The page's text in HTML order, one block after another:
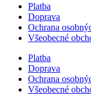
Platba
Doprava
Ochrana
Všeobecné
Platba
Doprava
Ochrana
Všeobecné